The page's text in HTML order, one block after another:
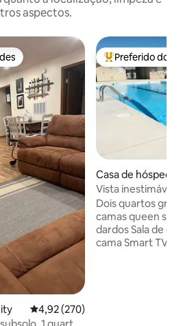
aspectos.
dos hóspedes
4,92 de uma avaliação média de
4,92 (270)
Entre os
Preferido dos
Casa de hóspedes
ty
Vista inestimável
Dois quartos
camas queen
dardos Sala de
cama Smart TV